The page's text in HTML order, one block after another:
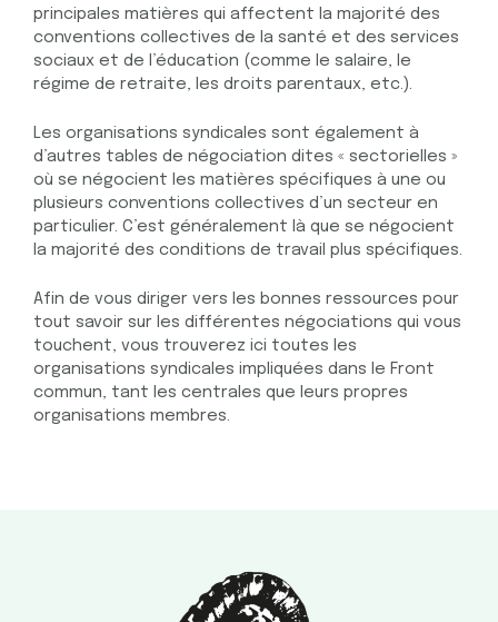
principales matières qui affectent la majorité des
conventions collectives de la santé et des services
sociaux et de l’éducation (comme le salaire, le
régime de retraite, les droits parentaux, etc.).
Les organisations syndicales sont également à
d’autres tables de négociation dites « sectorielles »
où se négocient les matières spécifiques à une ou
plusieurs conventions collectives d’un secteur en
particulier. C’est généralement là que se négocient
la majorité des conditions de travail plus spécifiques.
Afin de vous diriger vers les bonnes ressources pour
tout savoir sur les différentes négociations qui vous
touchent, vous trouverez ici toutes les
organisations syndicales impliquées dans le Front
commun, tant les centrales que leurs propres
organisations membres.